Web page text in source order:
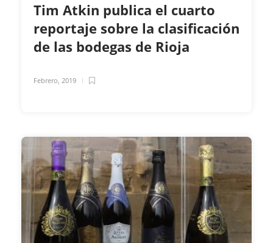
Tim Atkin publica el cuarto
reportaje sobre la clasificación
de las bodegas de Rioja
Febrero, 2019